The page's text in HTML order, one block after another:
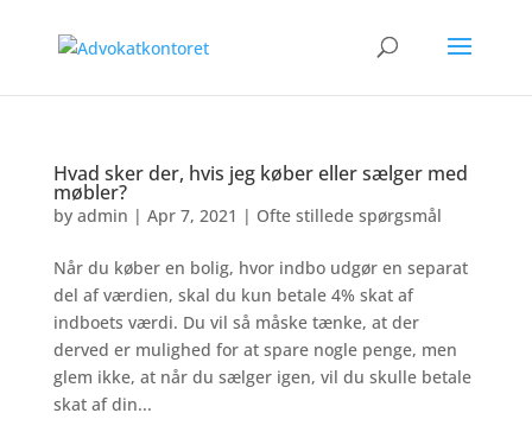
Hvad sker der, hvis jeg køber eller sælger med
møbler?
by admin | Apr 7, 2021 | Ofte stillede spørgsmål
Når du køber en bolig, hvor indbo udgør en separat
del af værdien, skal du kun betale 4% skat af
indboets værdi. Du vil så måske tænke, at der
derved er mulighed for at spare nogle penge, men
glem ikke, at når du sælger igen, vil du skulle betale
skat af din...